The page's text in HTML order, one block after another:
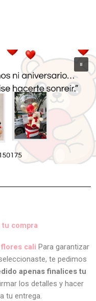
tu compra
flores caliPara garantizar
te pedimos
apenas finalices tu
los detalles y hacer
tu entrega.